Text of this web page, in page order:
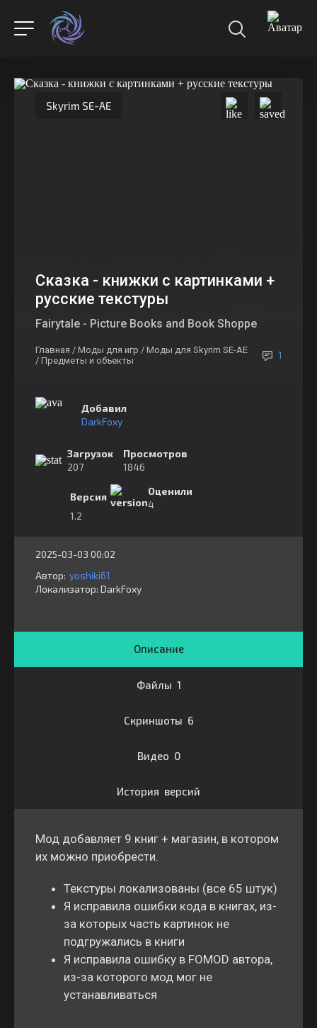
Skyrim SE-AE
Сказка - книжки с картинками +
русские текстуры
Fairytale - Picture Books and Book Shoppe
Главная / Моды для игр / Моды для Skyrim SE-AE
/ Предметы и объекты
1
Добавил
DarkFoxy
Загрузок
207
Просмотров
1846
Версия
1.2
Оценили
4
2025-03-03 00:02
Автор: yoshiki61
Локализатор: ⁣⁣⁣DarkFoxy
Описание
Файлы 1
Скриншоты 6
Видео 0
История версий
Мод добавляет 9 книг + магазин, в котором
их можно приобрести.
Текстуры локализованы (все 65 штук)
Я исправила ошибки кода в книгах, из-
за которых часть картинок не
подгружались в книги
Я исправила ошибку в FOMOD автора,
из-за которого мод мог не
устанавливаться